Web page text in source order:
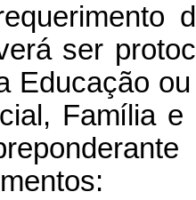
ser
Educação
Família